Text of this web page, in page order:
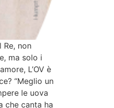
Re, non
ma solo i
L’OV è
“Meglio un
le uova
che canta ha